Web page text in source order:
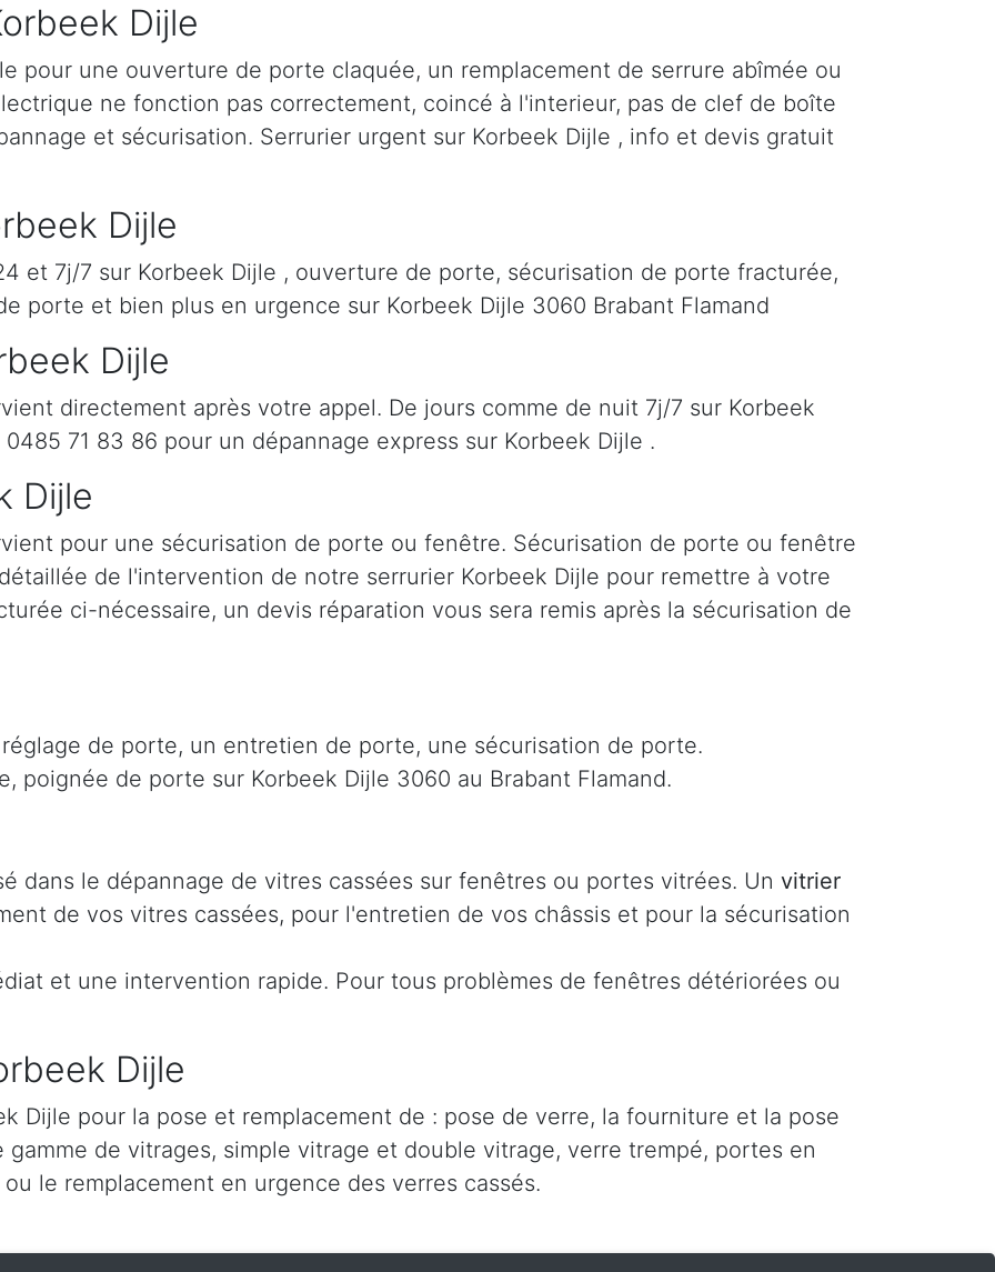
Dijle
pour une ouverture de porte claquée, un remplacement de serrure abîmée ou
ne fonction pas correctement, coincé à l'interieur, pas de clef de boîte
et sécurisation. Serrurier urgent sur Korbeek Dijle , info et devis gratuit
Dijle
et 7j/7 sur Korbeek Dijle , ouverture de porte, sécurisation de porte fracturée,
porte et bien plus en urgence sur Korbeek Dijle 3060 Brabant Flamand
Dijle
directement après votre appel. De jours comme de nuit 7j/7 sur Korbeek
71 83 86 pour un dépannage express sur Korbeek Dijle .
Dijle
pour une sécurisation de porte ou fenêtre. Sécurisation de porte ou fenêtre
de l'intervention de notre serrurier Korbeek Dijle pour remettre à votre
ci-nécessaire, un devis réparation vous sera remis après la sécurisation de
de porte, un entretien de porte, une sécurisation de porte.
poignée de porte sur Korbeek Dijle 3060 au Brabant Flamand.
dans le dépannage de vitres cassées sur fenêtres ou portes vitrées. Un vitrier
de vos vitres cassées, pour l'entretien de vos châssis et pour la sécurisation
et une intervention rapide. Pour tous problèmes de fenêtres détériorées ou
Dijle
Dijle pour la pose et remplacement de : pose de verre, la fourniture et la pose
de vitrages, simple vitrage et double vitrage, verre trempé, portes en
ou le remplacement en urgence des verres cassés.